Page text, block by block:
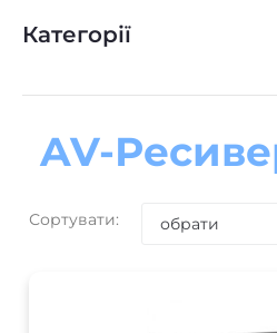
Категорії
AV-
Сортувати: